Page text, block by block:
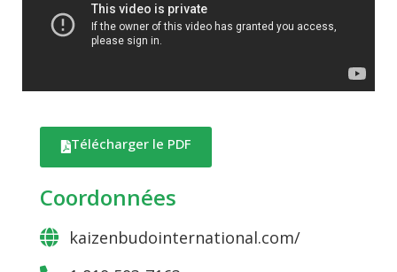
Télécharger le PDF
Coordonnées
kaizenbudointernational.com/